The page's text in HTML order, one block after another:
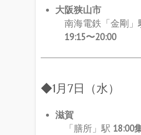
大阪狭山市
南海電鉄「金剛」
19:15〜20:00
◆1月7日（水）
滋賀
「膳所」駅 18:00